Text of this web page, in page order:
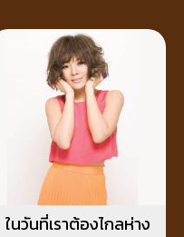
ในวันที่เราต้องไกลห่าง